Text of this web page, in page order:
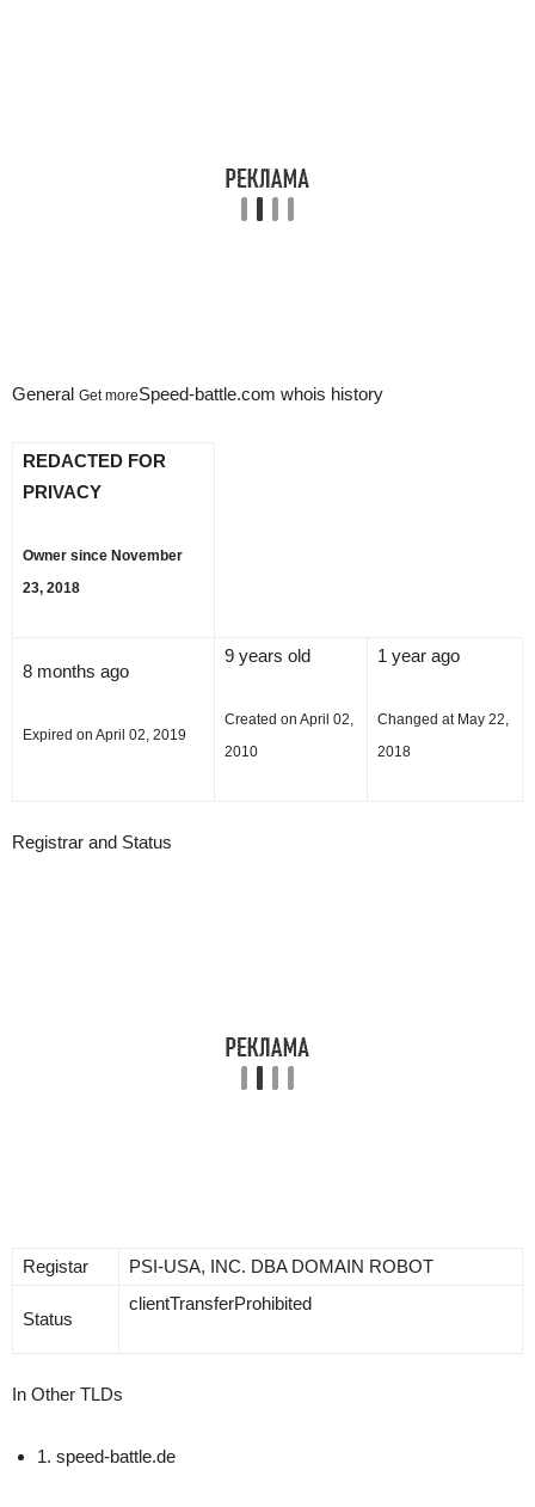
General Get moreSpeed-battle.com whois history
REDACTED FOR
PRIVACY
Owner since November
23, 2018
8 months ago
Expired on April 02, 2019
9 years old
Created on April 02,
2010
1 year ago
Changed at May 22,
2018
Registrar and Status
Registar PSI-USA, INC. DBA DOMAIN ROBOT
Status
clientTransferProhibited
In Other TLDs
1. speed-battle.de